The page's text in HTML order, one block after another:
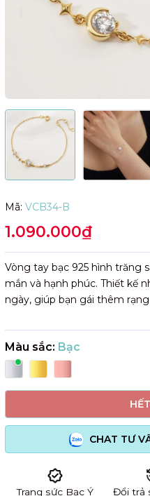
Mã: VCB34-B
1.090.000₫
Vòng tay bạc 925 hình trăng
mắn và hạnh phúc. Thiết kế
ngày, giúp bạn gái thêm
Màu sắc: Bạc
CHAT TƯ
Trang sức Bạc Ý
Đổi trả